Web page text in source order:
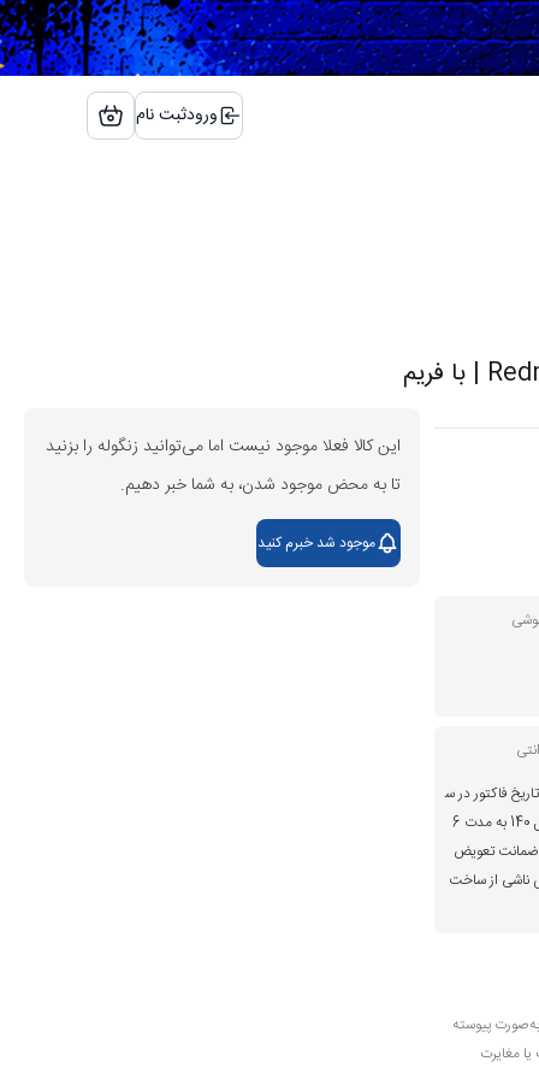
ورودثبت نام
فاکتور در س
ایت موبایل 140 به مدت 6
تعویض
ناشی از ساخت
پیوسته
یا مغایرت
این کالا فعلا موجود نیست اما می‌توانید زنگوله را بزنید
تا به محض موجود شدن، به شما خبر دهیم.
موجود شد خبرم کنید